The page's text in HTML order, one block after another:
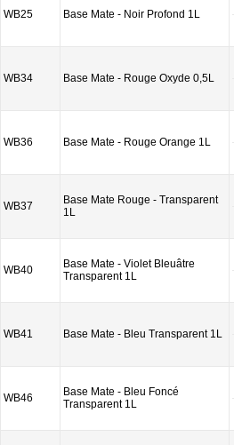
WB25 Base Mate - Noir Profond 1L
WB34 Base Mate - Rouge Oxyde 0,5L
WB36 Base Mate - Rouge Orange 1L
WB37
Base Mate Rouge - Transparent
1L
WB40
Base Mate - Violet Bleuâtre
Transparent 1L
WB41 Base Mate - Bleu Transparent 1L
WB46
Base Mate - Bleu Foncé
Transparent 1L